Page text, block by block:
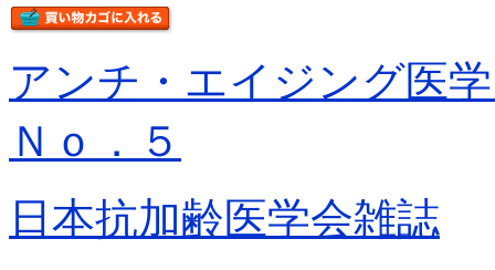
アンチ・エイジング
Ｎｏ．５
日本抗加齢医学会雑誌